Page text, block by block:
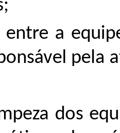
entre a
pela
dos